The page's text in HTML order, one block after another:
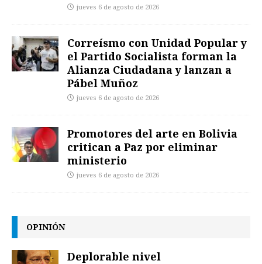
jueves 6 de agosto de 2026
Correísmo con Unidad Popular y
el Partido Socialista forman la
Alianza Ciudadana y lanzan a
Pábel Muñoz
jueves 6 de agosto de 2026
Promotores del arte en Bolivia
critican a Paz por eliminar
ministerio
jueves 6 de agosto de 2026
OPINIÓN
Deplorable nivel